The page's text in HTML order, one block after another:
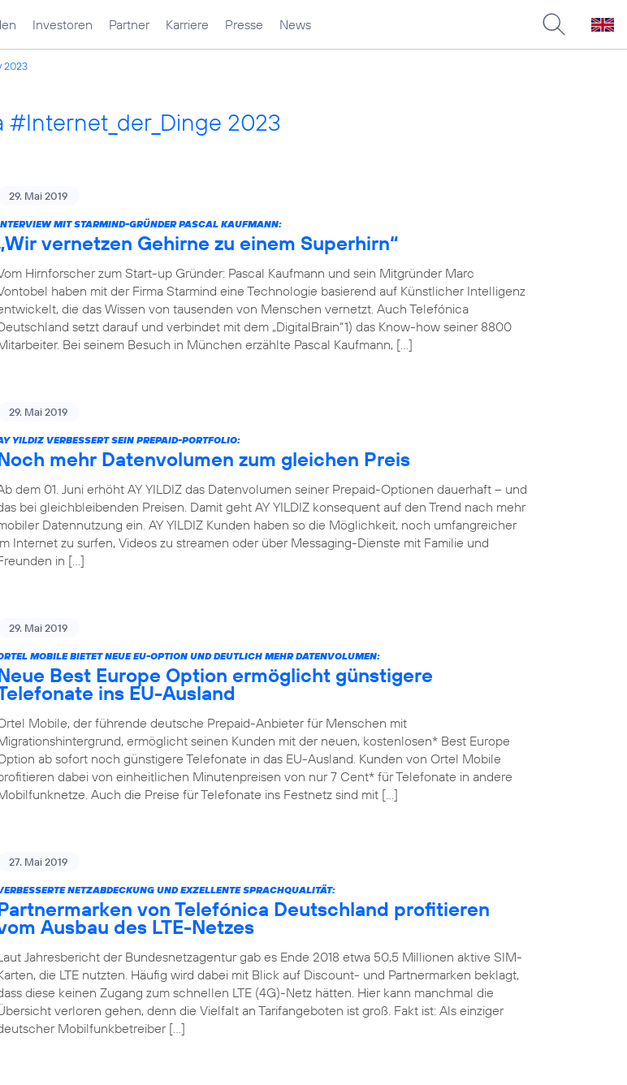
Investoren Partner Karriere Presse News
2023
#Internet_der_Dinge 2023
29. Mai 2019
MIT STARMIND-GRÜNDER PASCAL KAUFMANN:
vernetzen Gehirne zu einem Superhirn“
Hirnforscher zum Start-up Gründer: Pascal Kaufmann und sein Mitgründer Marc
haben mit der Firma Starmind eine Technologie basierend auf Künstlicher Intelligenz
die das Wissen von tausenden von Menschen vernetzt. Auch Telefónica
setzt darauf und verbindet mit dem „DigitalBrain“1) das Know-how seiner 8800
Bei seinem Besuch in München erzählte Pascal Kaufmann, […]
29. Mai 2019
YILDIZ VERBESSERT SEIN PREPAID-PORTFOLIO:
mehr Datenvolumen zum gleichen Preis
dem 01. Juni erhöht AY YILDIZ das Datenvolumen seiner Prepaid-Optionen dauerhaft – und
bei gleichbleibenden Preisen. Damit geht AY YILDIZ konsequent auf den Trend nach mehr
Datennutzung ein. AY YILDIZ Kunden haben so die Möglichkeit, noch umfangreicher
Internet zu surfen, Videos zu streamen oder über Messaging-Dienste mit Familie und
in […]
29. Mai 2019
MOBILE BIETET NEUE EU-OPTION UND DEUTLICH MEHR DATENVOLUMEN:
Best Europe Option ermöglicht günstigere
ins EU-Ausland
Mobile, der führende deutsche Prepaid-Anbieter für Menschen mit
ermöglicht seinen Kunden mit der neuen, kostenlosen* Best Europe
ab sofort noch günstigere Telefonate in das EU-Ausland. Kunden von Ortel Mobile
dabei von einheitlichen Minutenpreisen von nur 7 Cent* für Telefonate in andere
Auch die Preise für Telefonate ins Festnetz sind mit […]
27. Mai 2019
NETZABDECKUNG UND EXZELLENTE SPRACHQUALITÄT:
von Telefónica Deutschland profitieren
Ausbau des LTE-Netzes
Jahresbericht der Bundesnetzagentur gab es Ende 2018 etwa 50,5 Millionen aktive SIM-
die LTE nutzten. Häufig wird dabei mit Blick auf Discount- und Partnermarken beklagt,
diese keinen Zugang zum schnellen LTE (4G)-Netz hätten. Hier kann manchmal die
verloren gehen, denn die Vielfalt an Tarifangeboten ist groß. Fakt ist: Als einziger
Mobilfunkbetreiber […]